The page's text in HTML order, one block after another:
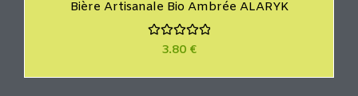
Bière Artisanale Bio Ambrée ALARYK
e
3.80 €